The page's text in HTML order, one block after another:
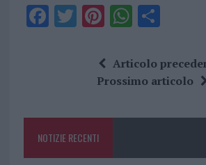
F
o
k
T Pi
te
re
W
at
s
p
S
a
re
Articolo
Prossimo articolo
NOTIZIE RECENTI